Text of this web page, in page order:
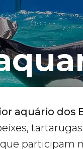
aquário dos
participam